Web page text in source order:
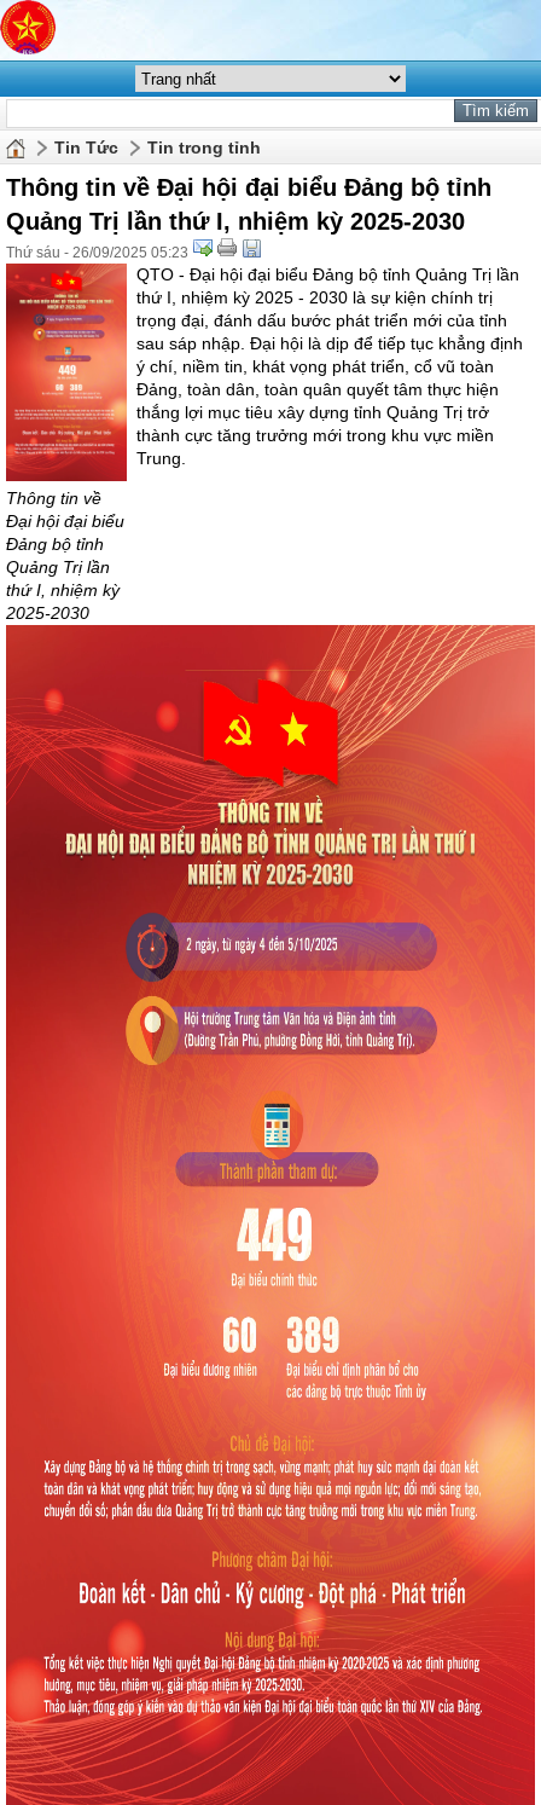
Tin Tức Tin trong tỉnh
Thông tin về Đại hội đại biểu Đảng bộ tỉnh
Quảng Trị lần thứ I, nhiệm kỳ 2025-2030
Thứ sáu - 26/09/2025 05:23
Thông tin về
Đại hội đại biểu
Đảng bộ tỉnh
Quảng Trị lần
thứ I, nhiệm kỳ
2025-2030
QTO - Đại hội đại biểu Đảng bộ tỉnh Quảng Trị lần
thứ I, nhiệm kỳ 2025 - 2030 là sự kiện chính trị
trọng đại, đánh dấu bước phát triển mới của tỉnh
sau sáp nhập. Đại hội là dịp để tiếp tục khẳng định
ý chí, niềm tin, khát vọng phát triển, cổ vũ toàn
Đảng, toàn dân, toàn quân quyết tâm thực hiện
thắng lợi mục tiêu xây dựng tỉnh Quảng Trị trở
thành cực tăng trưởng mới trong khu vực miền
Trung.